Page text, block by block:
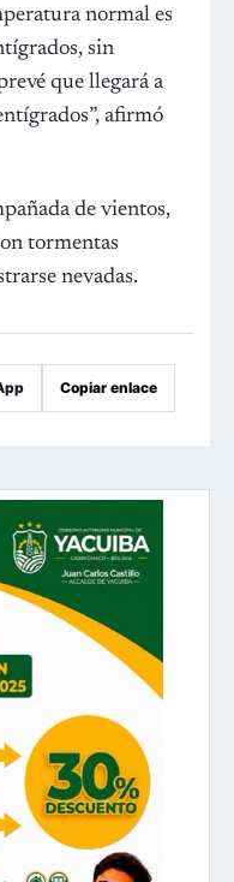
normal es
sin
que llegará a
afirmó
de vientos,
tormentas
nevadas.
Copiar enlace